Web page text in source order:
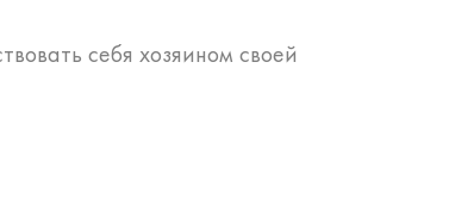
себя хозяином своей